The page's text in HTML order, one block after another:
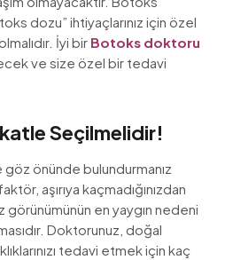
dozu” ihtiyaçlarınız için özel
İyi bir Botoks doktoru
ve size özel bir tedavi
Seçilmelidir!
önünde bulundurmanız
aşırıya kaçmadığınızdan
görünümünün en yaygın nedeni
Doktorunuz, doğal
tedavi etmek için kaç